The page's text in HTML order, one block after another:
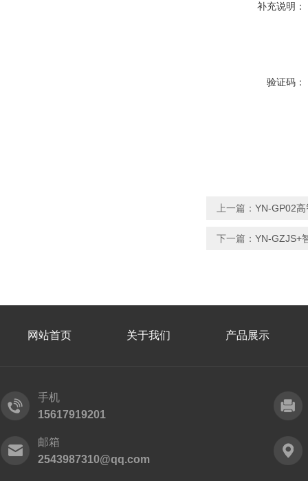
补充说明：
验证码：
上一篇： YN-GP02
下一篇： YN-GZJS+
网站首页 关于我们 产品展示
手机
15617919201
邮箱
2543987310@qq.com